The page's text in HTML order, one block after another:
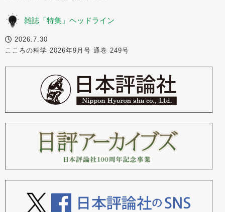
雑誌「特集」ヘッドライン
2026.7.30
こころの科学 2026年9月号 通巻 249号